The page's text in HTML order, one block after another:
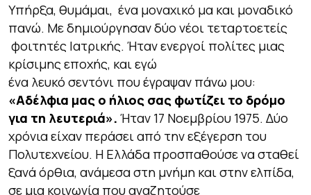
Υπήρξα, θυμάμαι, ένα μοναχικό μα και μοναδικό
πανώ. Με δημιούργησαν δύο νέοι τεταρτοετείς
φοιτητές Ιατρικής. Ήταν ενεργοί πολίτες μιας
κρίσιμης εποχής, και εγώ
ένα λευκό σεντόνι που έγραψαν πάνω μου:
«Αδέλφια μας ο ήλιος σας φωτίζει το δρόμο
για τη λευτεριά». Ήταν 17 Νοεμβρίου 1975. Δύο
χρόνια είχαν περάσει από την εξέγερση του
Πολυτεχνείου. Η Ελλάδα προσπαθούσε να σταθεί
ξανά όρθια, ανάμεσα στη μνήμη και στην ελπίδα,
σε μια κοινωνία που αναζητούσε